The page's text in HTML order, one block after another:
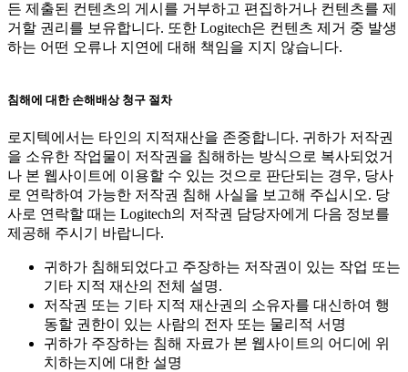
든 제출된 컨텐츠의 게시를 거부하고 편집하거나 컨텐츠를 제
거할 권리를 보유합니다. 또한 Logitech은 컨텐츠 제거 중 발생
하는 어떤 오류나 지연에 대해 책임을 지지 않습니다.
침해에 대한 손해배상 청구 절차
로지텍에서는 타인의 지적재산을 존중합니다. 귀하가 저작권
을 소유한 작업물이 저작권을 침해하는 방식으로 복사되었거
나 본 웹사이트에 이용할 수 있는 것으로 판단되는 경우, 당사
로 연락하여 가능한 저작권 침해 사실을 보고해 주십시오. 당
사로 연락할 때는 Logitech의 저작권 담당자에게 다음 정보를
제공해 주시기 바랍니다.
귀하가 침해되었다고 주장하는 저작권이 있는 작업 또는
기타 지적 재산의 전체 설명.
저작권 또는 기타 지적 재산권의 소유자를 대신하여 행
동할 권한이 있는 사람의 전자 또는 물리적 서명
귀하가 주장하는 침해 자료가 본 웹사이트의 어디에 위
치하는지에 대한 설명